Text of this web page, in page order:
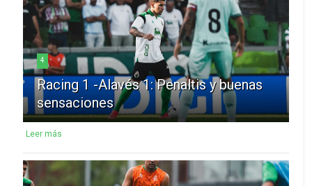
4
Racing 1 -Alavés 1: Penaltis y buenas
sensaciones
Leer más